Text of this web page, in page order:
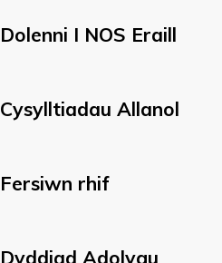
Dolenni I NOS Eraill
Cysylltiadau Allanol
Fersiwn rhif
Dyddiad Adolygu